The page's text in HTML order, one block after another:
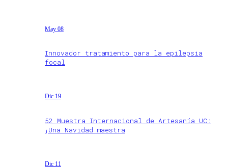
May 08
Innovador tratamiento para la epilepsia
focal
Dic 19
52 Muestra Internacional de Artesanía UC:
¡Una Navidad maestra
Dic 11